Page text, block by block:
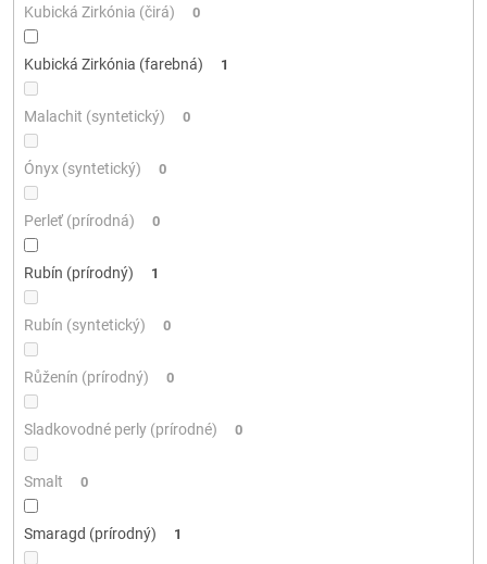
Kubická Zirkónia (čirá) 0
Kubická Zirkónia (farebná) 1
Malachit (syntetický) 0
Ónyx (syntetický) 0
Perleť (prírodná) 0
Rubín (prírodný) 1
Rubín (syntetický) 0
Růženín (prírodný) 0
Sladkovodné perly (prírodné) 0
Smalt 0
Smaragd (prírodný) 1